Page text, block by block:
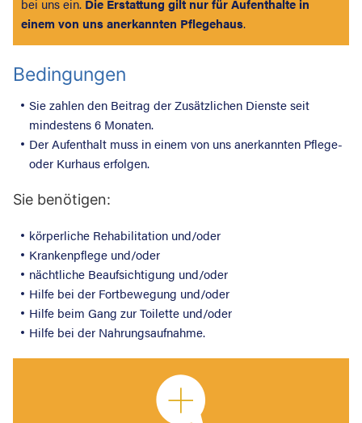
bei uns ein. Die Erstattung gilt nur für Aufenthalte in
einem von uns anerkannten Pflegehaus.
Bedingungen
Sie zahlen den Beitrag der Zusätzlichen Dienste seit
mindestens 6 Monaten.
Der Aufenthalt muss in einem von uns anerkannten Pflege-
oder Kurhaus erfolgen.
Sie benötigen:
körperliche Rehabilitation und/oder
Krankenpflege und/oder
nächtliche Beaufsichtigung und/oder
Hilfe bei der Fortbewegung und/oder
Hilfe beim Gang zur Toilette und/oder
Hilfe bei der Nahrungsaufnahme.